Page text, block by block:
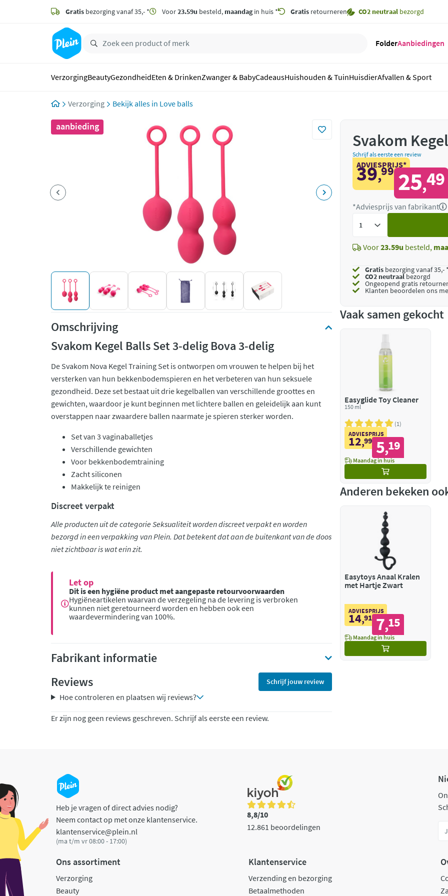
zoeken
hoofdinhoud
Gratis bezorging vanaf 35,- * Voor23.59u besteld, maandagin huis * Gratis retourneren CO2 neutraal bezorgd
FolderAanbiedingen
VerzorgingBeautyGezondheidEten & DrinkenZwanger & BabyCadeausHuishouden & TuinHuisdierAfvallen & Sport
Verzorging Love balls
aanbieding
Omschrijving
Svakom Kegel Balls Set 3-delig Bova 3-delig
De Svakom Nova Kegel Training Set is ontworpen om vrouwen te helpen bij het
versterken van hun bekkenbodemspieren en het verbeteren van hun seksuele
gezondheid. Deze set bestaat uit drie kegelballen van verschillende groottes en
gewichten, waardoor je kunt beginnen met lichtere ballen en geleidelijk aan kunt
overstappen naar zwaardere ballen naarmate je spieren sterker worden.
Set van 3 vaginaballetjes
Verschillende gewichten
Voor bekkenbodemtraining
Zacht siliconen
Makkelijk te reinigen
Discreet verpakt
Alle producten uit de categorie Seksualiteit worden discreet verpakt en worden
bezorgd in een verpakking van Plein. Dat betekent dat aan de buitenkant van de doos
niet zichtbaar is wat erin zit.
Let op
Dit is een hygiëne product met aangepaste retourvoorwaarden
Hygiëneartikelen waarvan de verzegeling na de levering is verbroken
kunnen niet geretourneerd worden en hebben ook een
waardevermindering van 100%.
Fabrikant informatie
Reviews
Schrijf jouw review
Hoe controleren en plaatsen wij reviews?
Er zijn nog geen reviews geschreven. Schrijf als eerste een review.
Svakom
Schrijf als eerste een review
ADVIESPRIJS*
39,99 25,49
*Adviesprijs van fabrikant
Voor23.59u besteld,
Gratis bezorging vanaf 35,-
CO2 neutraalbezorgd
Ongeopend gratis
Klanten beoordelen ons
Vaak samen gekocht
Easyglide Toy Cleaner
150 ml
1
ADVIESPRIJS
12,99 5,19
Maandag in huis
Anderen bekeken
Easytoys Anaal Kralen
met Hartje Zwart
ADVIESPRIJS
14,91 7,15
Maandag in huis
Heb je vragen of direct advies nodig?
Neem contact op met onze klantenservice.
klantenservice@plein.nl
(ma t/m vr 08:00 - 17:00)
8,8/10
12.861 beoordelingen
Ons assortiment
Verzorging
Beauty
Klantenservice
Verzending en bezorging
Betaalmethoden